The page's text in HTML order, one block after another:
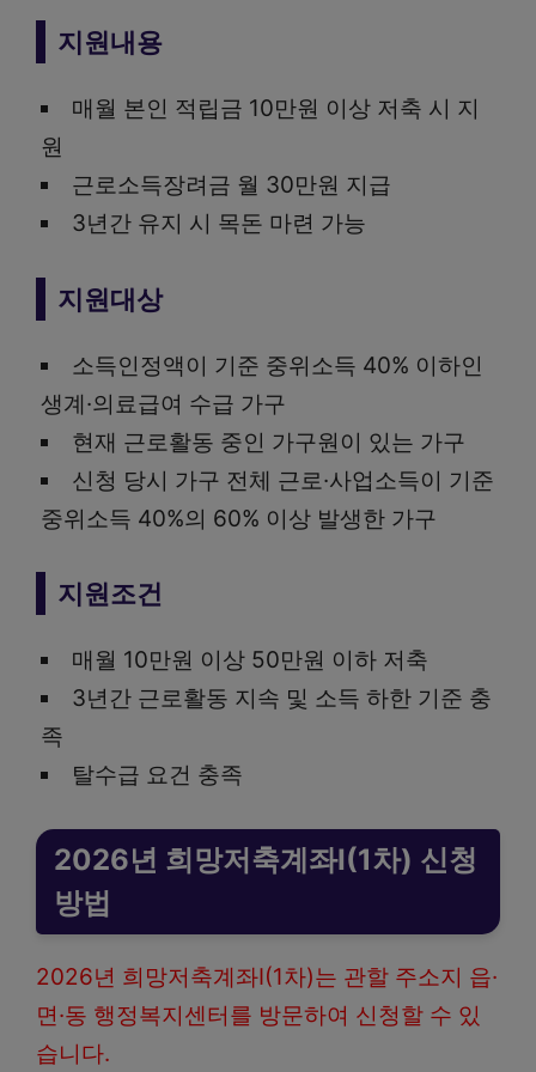
지원내용
매월 본인 적립금 10만원 이상 저축 시 지
원
근로소득장려금 월 30만원 지급
3년간 유지 시 목돈 마련 가능
지원대상
소득인정액이 기준 중위소득 40% 이하인
생계·의료급여 수급 가구
현재 근로활동 중인 가구원이 있는 가구
신청 당시 가구 전체 근로·사업소득이 기준
중위소득 40%의 60% 이상 발생한 가구
지원조건
매월 10만원 이상 50만원 이하 저축
3년간 근로활동 지속 및 소득 하한 기준 충
족
탈수급 요건 충족
2026년 희망저축계좌Ⅰ(1차) 신청
방법
2026년 희망저축계좌Ⅰ(1차)는 관할 주소지 읍·
면·동 행정복지센터를 방문하여 신청할 수 있
습니다.